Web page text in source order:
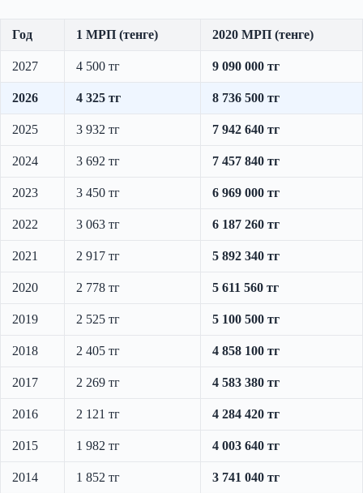
Год 1 МРП (тенге) 2020 МРП (тенге)
2027 4 500 тг 9 090 000 тг
2026 4 325 тг 8 736 500 тг
2025 3 932 тг 7 942 640 тг
2024 3 692 тг 7 457 840 тг
2023 3 450 тг 6 969 000 тг
2022 3 063 тг 6 187 260 тг
2021 2 917 тг 5 892 340 тг
2020 2 778 тг 5 611 560 тг
2019 2 525 тг 5 100 500 тг
2018 2 405 тг 4 858 100 тг
2017 2 269 тг 4 583 380 тг
2016 2 121 тг 4 284 420 тг
2015 1 982 тг 4 003 640 тг
2014 1 852 тг 3 741 040 тг